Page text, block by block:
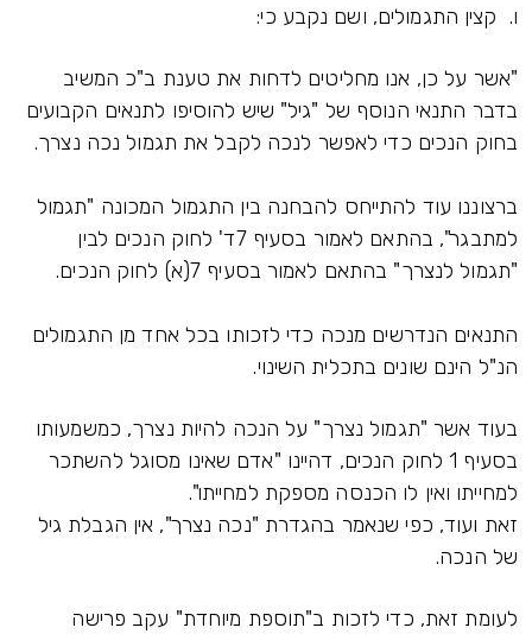
ו. קצין התגמולים, ושם נקבע כי:
"אשר על כן, אנו מחליטים לדחות את טענת ב"כ המשיב
בדבר התנאי הנוסף של "גיל" שיש להוסיפו לתנאים הקבועים
בחוק הנכים כדי לאפשר לנכה לקבל את תגמול נכה נצרך.
ברצוננו עוד להתייחס להבחנה בין התגמול המכונה "תגמול
למתבגר", בהתאם לאמור בסעיף 7ד' לחוק הנכים לבין
"תגמול לנצרך" בהתאם לאמור בסעיף 7(א) לחוק הנכים.
התנאים הנדרשים מנכה כדי לזכותו בכל אחד מן התגמולים
הנ"ל הינם שונים בתכלית השינוי.
בעוד אשר "תגמול נצרך" על הנכה להיות נצרך, כמשמעותו
בסעיף 1 לחוק הנכים, דהיינו "אדם שאינו מסוגל להשתכר
למחייתו ואין לו הכנסה מספקת למחייתו".
זאת ועוד, כפי שנאמר בהגדרת "נכה נצרך", אין הגבלת גיל
של הנכה.
לעומת זאת, כדי לזכות ב"תוספת מיוחדת" עקב פרישה